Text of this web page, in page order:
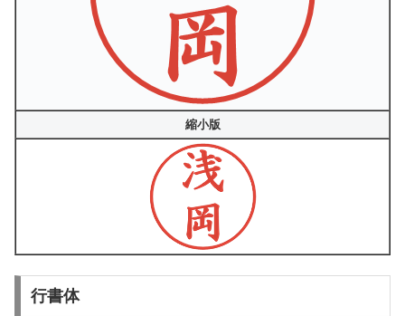
縮小版
行書体